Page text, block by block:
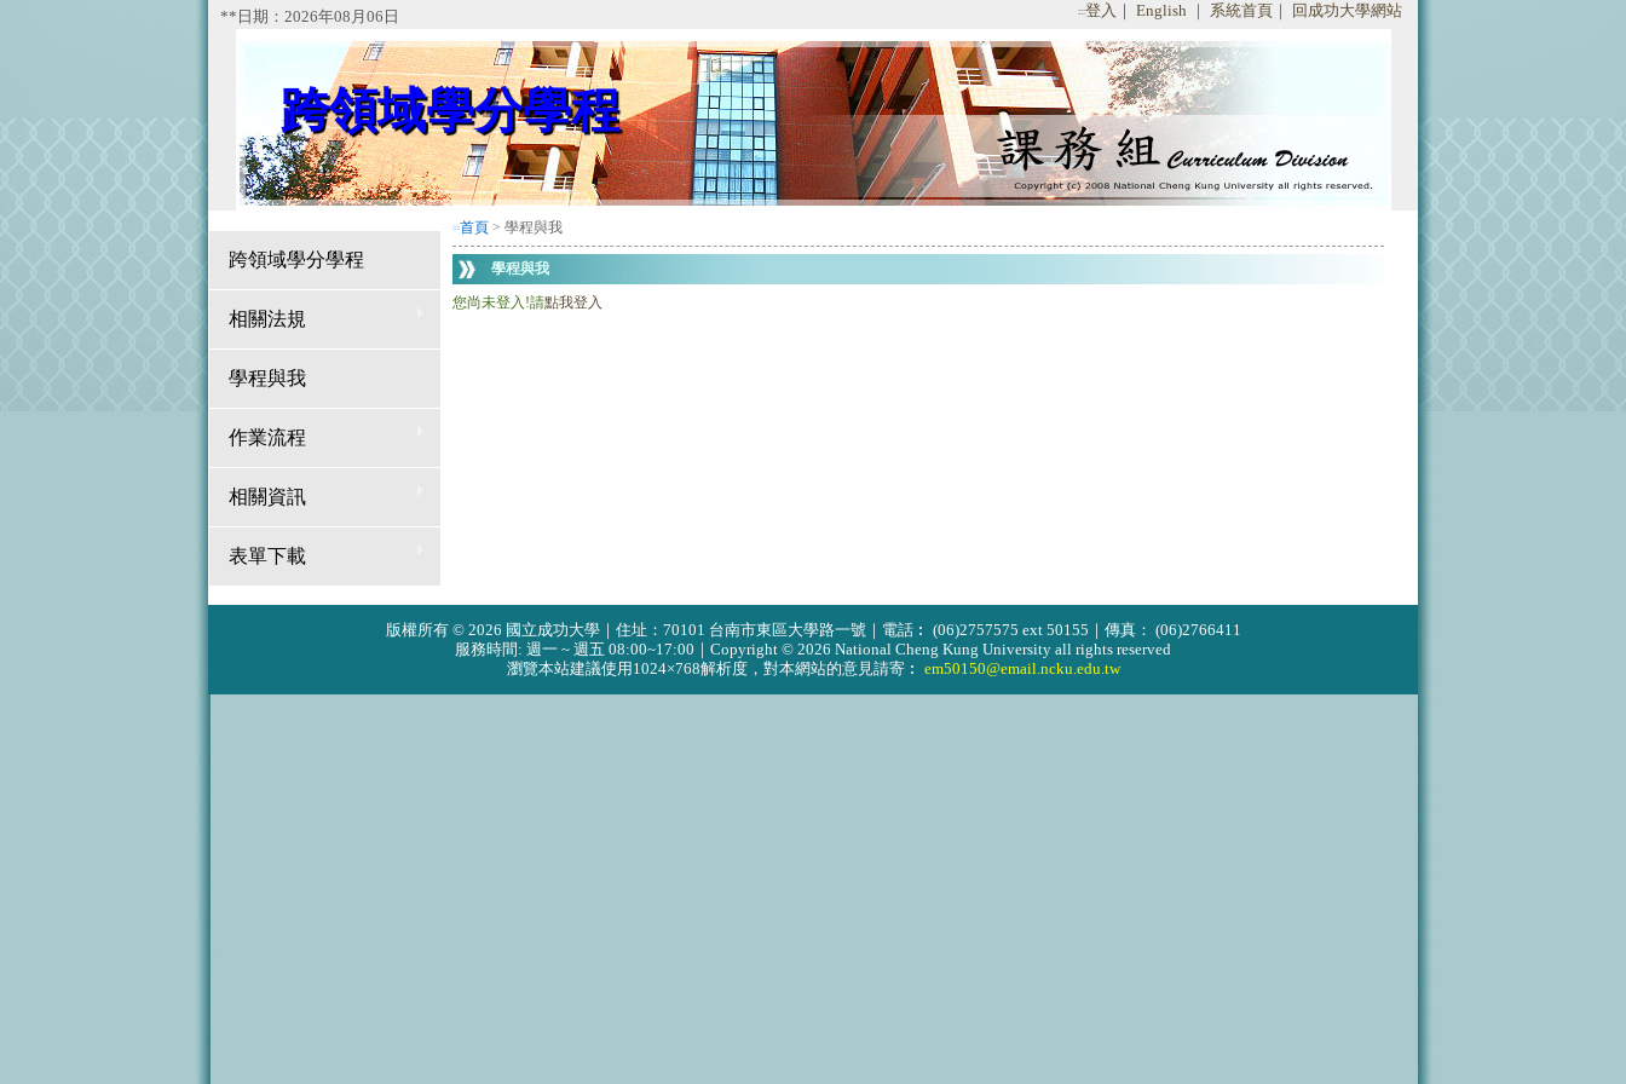
**日期：2026年08月06日 :::登入｜ English 系統首頁 回成功大學網站
跨領域學分學程
跨領域學分學程
相關法規
學程與我
作業流程
相關資訊
表單下載
:::首頁 > 學程與我
學程與我
您尚未登入!請點我登入
版權所有 © 2026 國立成功大學｜住址：70101 台南市東區大學路一號｜電話︰ (06)2757575 ext 50155｜傳真： (06)2766411
服務時間: 週一 ~ 週五 08:00~17:00｜Copyright © 2026 National Cheng Kung University all rights reserved
瀏覽本站建議使用1024×768解析度，對本網站的意見請寄︰
em50150@email.ncku.edu.tw